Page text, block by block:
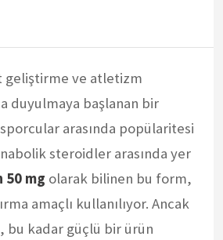
geliştirme ve atletizm
duyulmaya başlanan bir
arasında popülaritesi
steroidler arasında yer
50 mg olarak bilinen bu form,
amaçlı kullanılıyor. Ancak
bu kadar güçlü bir ürün